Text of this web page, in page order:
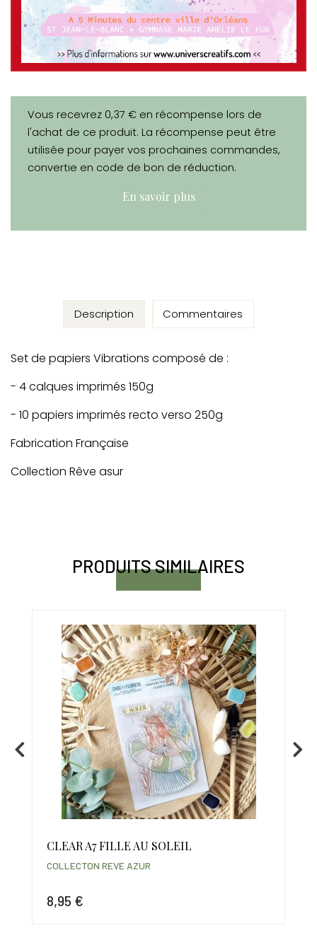
Vous recevrez 0,37 € en récompense lors de
l'achat de ce produit. La récompense peut être
utilisée pour payer vos prochaines commandes,
convertie en code de bon de réduction.
En savoir plus
Description
Set de papiers Vibrations composé de :
- 4 calques imprimés 150g
- 10 papiers imprimés recto verso 250g
Fabrication Française
Collection Rêve asur
Commentaires
PRODUITS SIMILAIRES
CLEAR A7 FILLE AU SOLEIL
8,95 €
COLLECTON REVE AZUR